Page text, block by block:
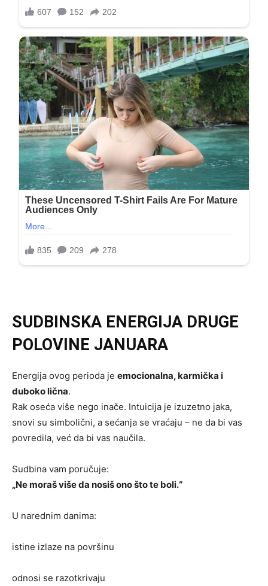
SUDBINSKA ENERGIJA DRUGE
POLOVINE JANUARA
Energija ovog perioda je emocionalna, karmička i
duboko lična.
Rak oseća više nego inače. Intuicija je izuzetno jaka,
snovi su simbolični, a sećanja se vraćaju – ne da bi vas
povredila, već da bi vas naučila.
Sudbina vam poručuje:
„Ne moraš više da nosiš ono što te boli.“
U narednim danima:
istine izlaze na površinu
odnosi se razotkrivaju